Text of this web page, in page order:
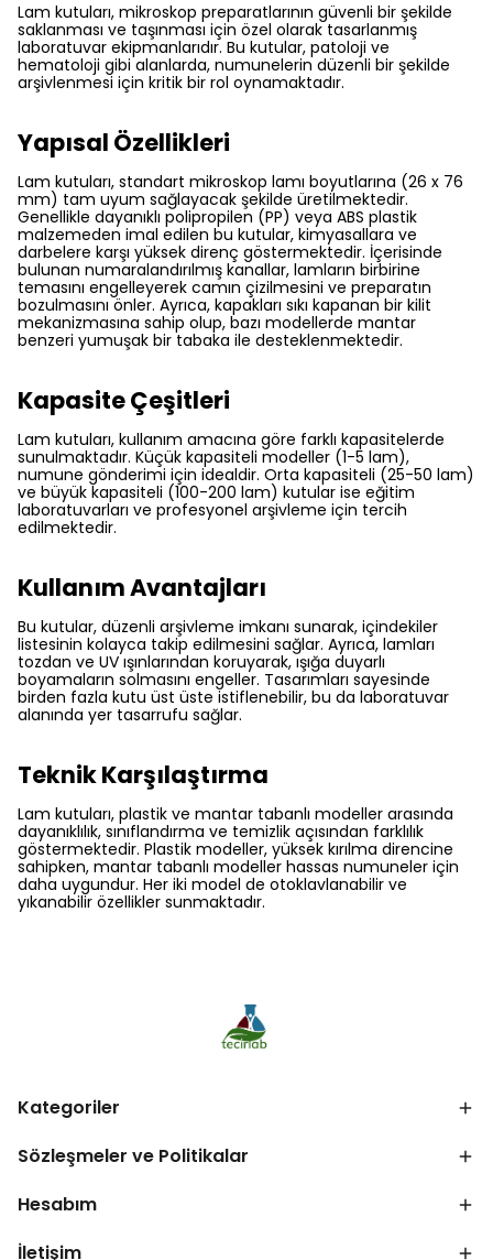
Lam kutuları, mikroskop preparatlarının güvenli bir şekilde
saklanması ve taşınması için özel olarak tasarlanmış
laboratuvar ekipmanlarıdır. Bu kutular, patoloji ve
hematoloji gibi alanlarda, numunelerin düzenli bir şekilde
arşivlenmesi için kritik bir rol oynamaktadır.
Yapısal Özellikleri
Lam kutuları, standart mikroskop lamı boyutlarına (26 x 76
mm) tam uyum sağlayacak şekilde üretilmektedir.
Genellikle dayanıklı polipropilen (PP) veya ABS plastik
malzemeden imal edilen bu kutular, kimyasallara ve
darbelere karşı yüksek direnç göstermektedir. İçerisinde
bulunan numaralandırılmış kanallar, lamların birbirine
temasını engelleyerek camın çizilmesini ve preparatın
bozulmasını önler. Ayrıca, kapakları sıkı kapanan bir kilit
mekanizmasına sahip olup, bazı modellerde mantar
benzeri yumuşak bir tabaka ile desteklenmektedir.
Kapasite Çeşitleri
Lam kutuları, kullanım amacına göre farklı kapasitelerde
sunulmaktadır. Küçük kapasiteli modeller (1-5 lam),
numune gönderimi için idealdir. Orta kapasiteli (25-50 lam)
ve büyük kapasiteli (100-200 lam) kutular ise eğitim
laboratuvarları ve profesyonel arşivleme için tercih
edilmektedir.
Kullanım Avantajları
Bu kutular, düzenli arşivleme imkanı sunarak, içindekiler
listesinin kolayca takip edilmesini sağlar. Ayrıca, lamları
tozdan ve UV ışınlarından koruyarak, ışığa duyarlı
boyamaların solmasını engeller. Tasarımları sayesinde
birden fazla kutu üst üste istiflenebilir, bu da laboratuvar
alanında yer tasarrufu sağlar.
Teknik Karşılaştırma
Lam kutuları, plastik ve mantar tabanlı modeller arasında
dayanıklılık, sınıflandırma ve temizlik açısından farklılık
göstermektedir. Plastik modeller, yüksek kırılma direncine
sahipken, mantar tabanlı modeller hassas numuneler için
daha uygundur. Her iki model de otoklavlanabilir ve
yıkanabilir özellikler sunmaktadır.
Kategoriler
Sözleşmeler ve Politikalar
Hesabım
İletişim